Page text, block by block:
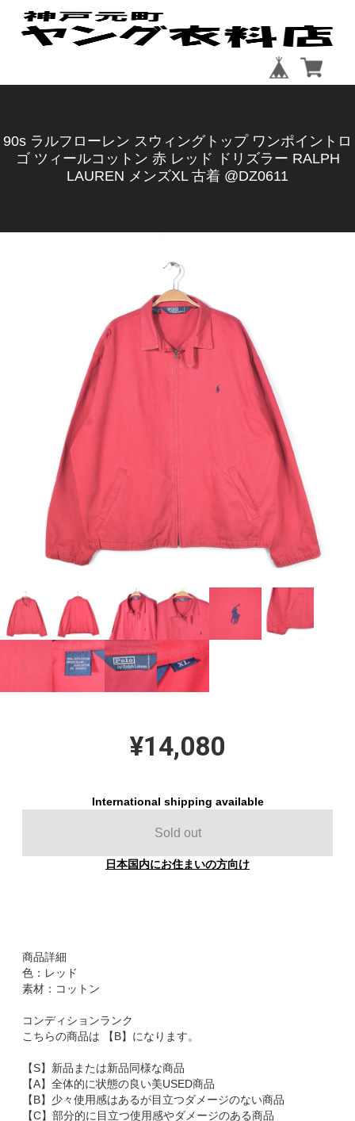
90s ラルフローレン スウィングトップ ワンポイントロ
ゴ ツィールコットン 赤 レッド ドリズラー RALPH
LAUREN メンズXL 古着 @DZ0611
¥14,080
International shipping available
Sold out
日本国内にお住まいの方向け
商品詳細
色：レッド
素材：コットン
コンディションランク
こちらの商品は 【B】になります。
【S】新品または新品同様な商品
【A】全体的に状態の良い美USED商品
【B】少々使用感はあるが目立つダメージのない商品
【C】部分的に目立つ使用感やダメージのある商品